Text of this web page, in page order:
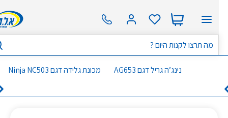
נינג’ה גריל דגם AG653 מכונת גלידה דגם Ninja NC503